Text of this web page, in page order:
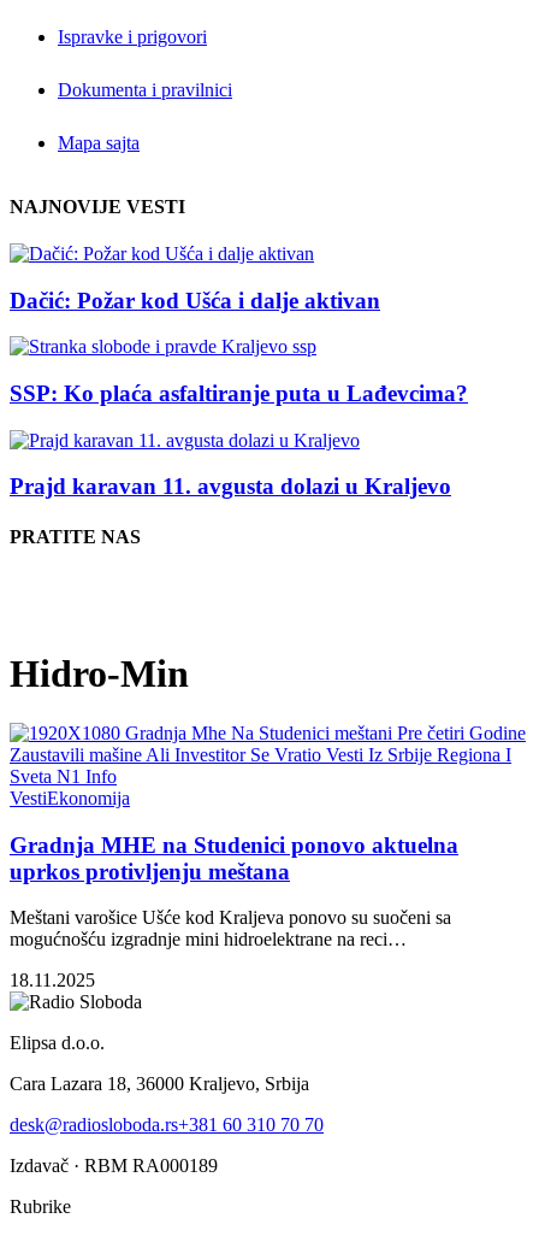
Ispravke i prigovori
Dokumenta i pravilnici
Mapa sajta
NAJNOVIJE VESTI
Dačić: Požar kod Ušća i dalje aktivan
SSP: Ko plaća asfaltiranje puta u Lađevcima?
Prajd karavan 11. avgusta dolazi u Kraljevo
PRATITE NAS
Hidro-Min
VestiEkonomija
Gradnja MHE na Studenici ponovo aktuelna
uprkos protivljenju meštana
Meštani varošice Ušće kod Kraljeva ponovo su suočeni sa
mogućnošću izgradnje mini hidroelektrane na reci…
18.11.2025
Elipsa d.o.o.
Cara Lazara 18, 36000 Kraljevo, Srbija
desk@radiosloboda.rs+381 60 310 70 70
Izdavač · RBM RA000189
Rubrike